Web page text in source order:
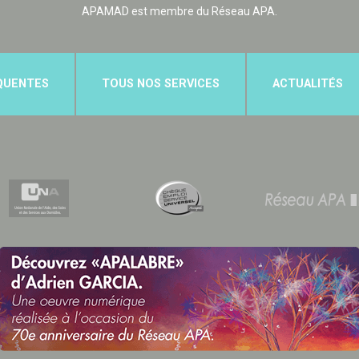
APAMAD est membre du Réseau APA.
TOUS NOS SERVICES ACTUALITÉS